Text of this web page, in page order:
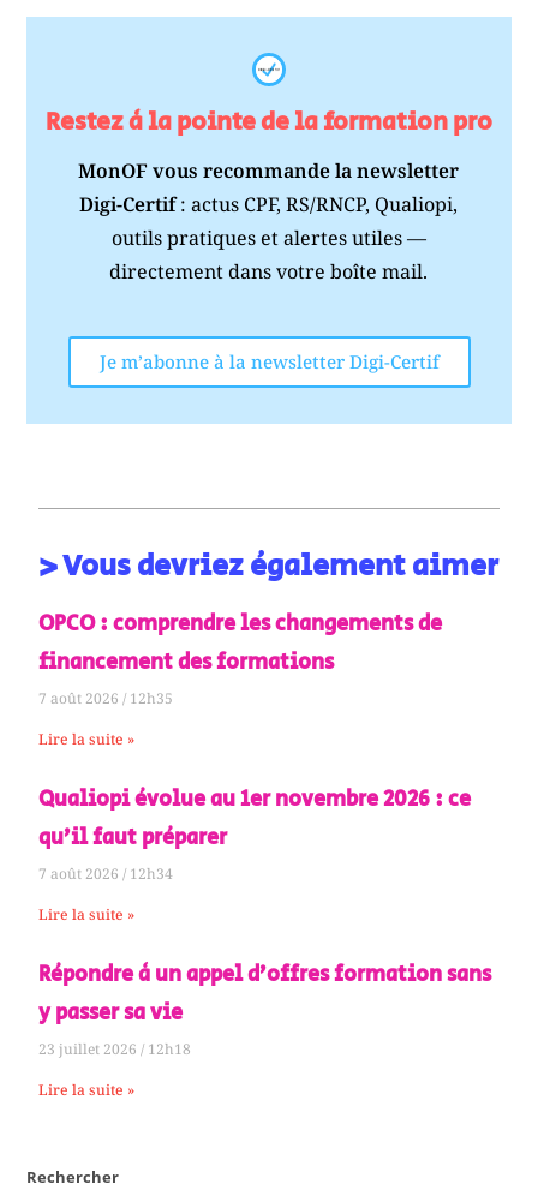
Restez à la pointe de la formation pro
MonOF vous recommande la newsletter
Digi-Certif: actus CPF, RS/RNCP, Qualiopi,
outils pratiques et alertes utiles —
directement dans votre boîte mail.
Je m’abonne à la newsletter Digi-Certif
> Vous devriez également aimer
OPCO : comprendre les changements de
financement des formations
7 août 202612h35
Lire la suite »
Qualiopi évolue au 1er novembre 2026 : ce
qu’il faut préparer
7 août 202612h34
Lire la suite »
Répondre à un appel d’offres formation sans
y passer sa vie
23 juillet 202612h18
Lire la suite »
Rechercher